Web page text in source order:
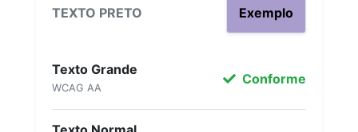
TEXTO PRETO Exemplo
Texto Grande
WCAG AA
Conforme